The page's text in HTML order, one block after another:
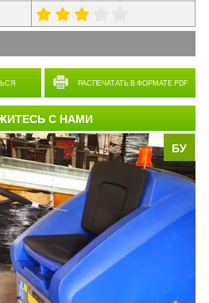
БУ
РАСПЕЧАТАТЬ В ФОРМАТЕ PDF
С НАМИ